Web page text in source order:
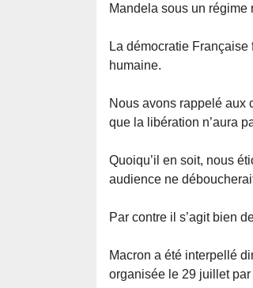
Mandela sous un régime
La démocratie
humaine.
Nous avons rappelé aux
que la libération n’aura
Quoiqu’il en soit, nous
audience ne
Par contre il s’agit bien
Macron a été interpellé
organisée le 29 juillet